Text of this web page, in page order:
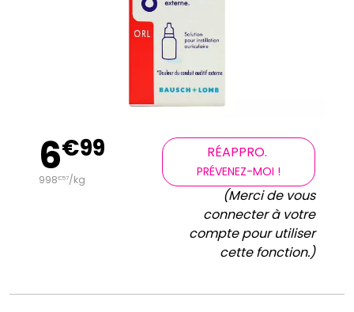
6€99
998€57/kg
RÉAPPRO.
PRÉVENEZ-MOI !
(Merci de vous
connecter à votre
compte pour utiliser
cette fonction.)